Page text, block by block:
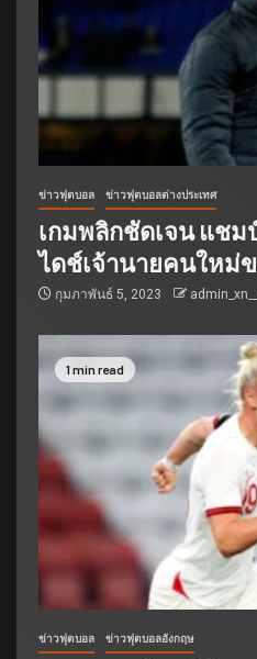
ข่าวฟุตบอล ข่าวฟุตบอลต่างประเทศ
เกมพลิกชัดเจน แชม
ไดช์เจ้านายคนใหม่
กุมภาพันธ์ 5, 2023
1 min read
ข่าวฟุตบอล ข่าวฟุตบอลอังกฤษ